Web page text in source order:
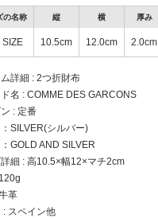
の名称 縦 横 厚み
SIZE 10.5cm 12.0cm 2.0cm
詳細 : 2つ折財布
名 : COMME DES GARCONS
: 定番
SILVER(シルバー)
GOLD AND SILVER
細 : 高10.5×幅12×マチ2cm
革
: スペイン他